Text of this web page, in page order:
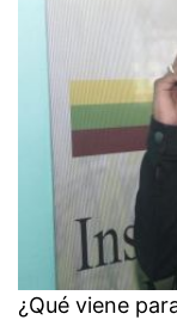
¿Qué viene